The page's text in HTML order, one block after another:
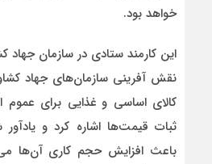
خواهد بود.
این کارمند ستادی در سازمان جهاد
نقش آفرینی سازمان‌های جهاد
کالای اساسی و غذایی برای عموم
ثبات قیمت‌ها اشاره کرد و
باعث افزایش حجم کاری آن‌ها